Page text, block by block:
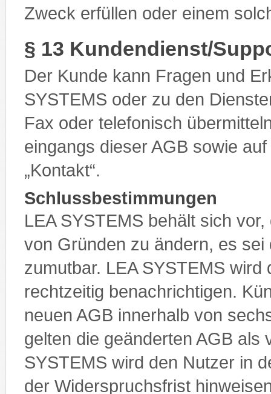
Zweck erfüllen oder einem
§ 13 Kundendienst/
Der Kunde kann Fragen und
SYSTEMS oder zu den
Fax oder telefonisch
eingangs dieser AGB sowie
„Kontakt“.
Schlussbestimmungen
LEA SYSTEMS behält sich
von Gründen zu ändern, es
zumutbar. LEA SYSTEMS
rechtzeitig benachrichtigen.
neuen AGB innerhalb von
gelten die geänderten AGB als
SYSTEMS wird den Nutzer in
der Widerspruchsfrist